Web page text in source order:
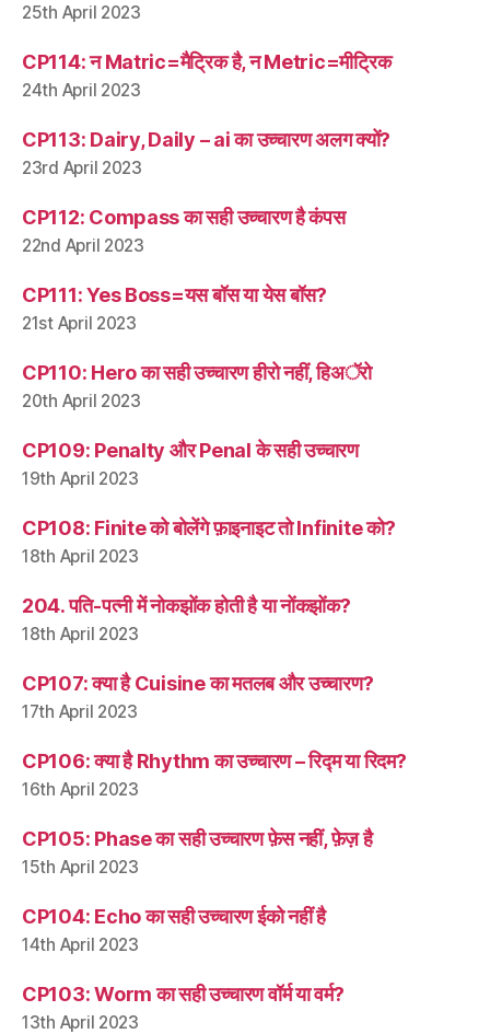
25th April 2023
CP114: न Matric=मैट्रिक है, न Metric=मीट्रिक
24th April 2023
CP113: Dairy, Daily – ai का उच्चारण अलग क्यों?
23rd April 2023
CP112: Compass का सही उच्चारण है कंपस
22nd April 2023
CP111: Yes Boss=यस बॉस या येस बॉस?
21st April 2023
CP110: Hero का सही उच्चारण हीरो नहीं, हिअॅरो
20th April 2023
CP109: Penalty और Penal के सही उच्चारण
19th April 2023
CP108: Finite को बोलेंगे फ़ाइनाइट तो Infinite को?
18th April 2023
204. पति-पत्नी में नोकझोंक होती है या नोंकझोंक?
18th April 2023
CP107: क्या है Cuisine का मतलब और उच्चारण?
17th April 2023
CP106: क्या है Rhythm का उच्चारण – रिद्म या रिदम?
16th April 2023
CP105: Phase का सही उच्चारण फ़ेस नहीं, फ़ेज़ है
15th April 2023
CP104: Echo का सही उच्चारण ईको नहीं है
14th April 2023
CP103: Worm का सही उच्चारण वॉर्म या वर्म?
13th April 2023